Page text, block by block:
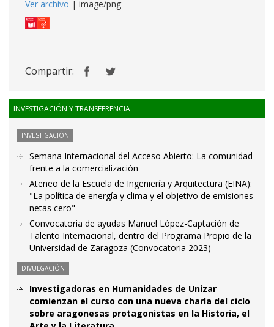
Ver archivo | image/png
Compartir:
INVESTIGACIÓN Y TRANSFERENCIA
INVESTIGACIÓN
Semana Internacional del Acceso Abierto: La comunidad
frente a la comercialización
Ateneo de la Escuela de Ingeniería y Arquitectura (EINA):
"La política de energía y clima y el objetivo de emisiones
netas cero"
Convocatoria de ayudas Manuel López-Captación de
Talento Internacional, dentro del Programa Propio de la
Universidad de Zaragoza (Convocatoria 2023)
DIVULGACIÓN
Investigadoras en Humanidades de Unizar
comienzan el curso con una nueva charla del ciclo
sobre aragonesas protagonistas en la Historia, el